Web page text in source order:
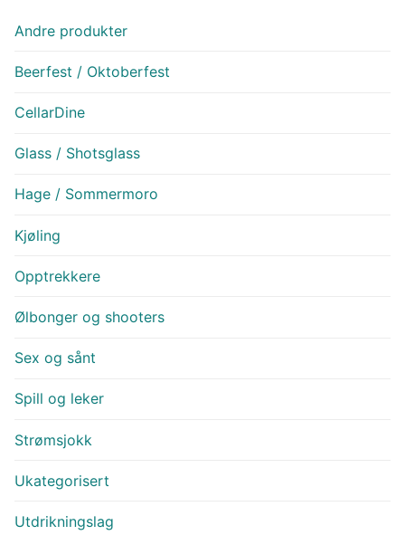
Andre produkter
Beerfest / Oktoberfest
CellarDine
Glass / Shotsglass
Hage / Sommermoro
Kjøling
Opptrekkere
Ølbonger og shooters
Sex og sånt
Spill og leker
Strømsjokk
Ukategorisert
Utdrikningslag